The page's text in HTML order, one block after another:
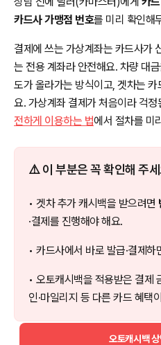
카드사 가맹점 번호를 미리 확인해
결제에 쓰는 가상계좌는 카드사가
는 전용 계좌라 안전해요. 차량 대
도가 올라가는 방식이고, 겟차는
요. 가상계좌 결제가 처음이라 걱정
전하게 이용하는 법에서 절차를 미
⚠️ 이 부분은 꼭 확인해 주
• 겟차 추가 캐시백을 받으려면
·결제를 진행해야 해요.
• 카드사에서 바로 발급·결제
• 오토캐시백을 적용받은 결제
인·마일리지 등 다른 카드 혜택
오토캐시백 상